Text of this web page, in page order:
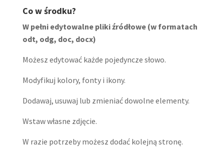
Co w środku?
W pełni edytowalne pliki źródłowe (w formatach
odt, odg, doc, docx)
Możesz edytować każde pojedyncze słowo.
Modyfikuj kolory, fonty i ikony.
Dodawaj, usuwaj lub zmieniać dowolne elementy.
Wstaw własne zdjęcie.
W razie potrzeby możesz dodać kolejną stronę.